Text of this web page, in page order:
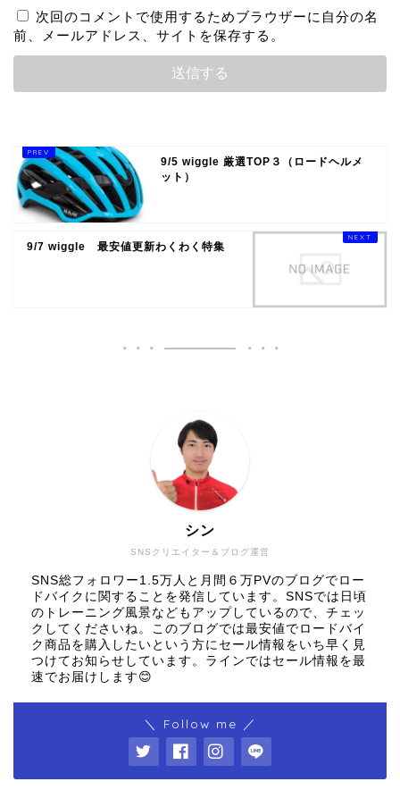
次回のコメントで使用するためブラウザーに自分の名
前、メールアドレス、サイトを保存する。
9/5 wiggle 厳選TOP３（ロードヘルメ
ット）
9/7 wiggle 最安値更新わくわく特集
SNSクリエイター＆ブログ運営
シン
SNS総フォロワー1.5万人と月間６万PVのブログでロー
ドバイクに関することを発信しています。SNSでは日頃
のトレーニング風景などもアップしているので、チェッ
クしてくださいね。このブログでは最安値でロードバイ
ク商品を購入したいという方にセール情報をいち早く見
つけてお知らせしています。ラインではセール情報を最
速でお届けします😊
＼ Follow me ／